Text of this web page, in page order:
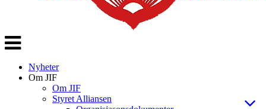
Veksle
navigasjon
Nyheter
Om JIF
Om JIF
Styret Alliansen